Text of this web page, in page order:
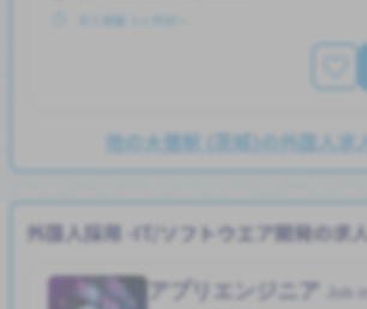
求人掲載 ３ヶ月前〜
他の大甕駅 (茨城)の外国人求
外国人採用 -IT/ソフトウエア開発の求人
アプリエンジニア